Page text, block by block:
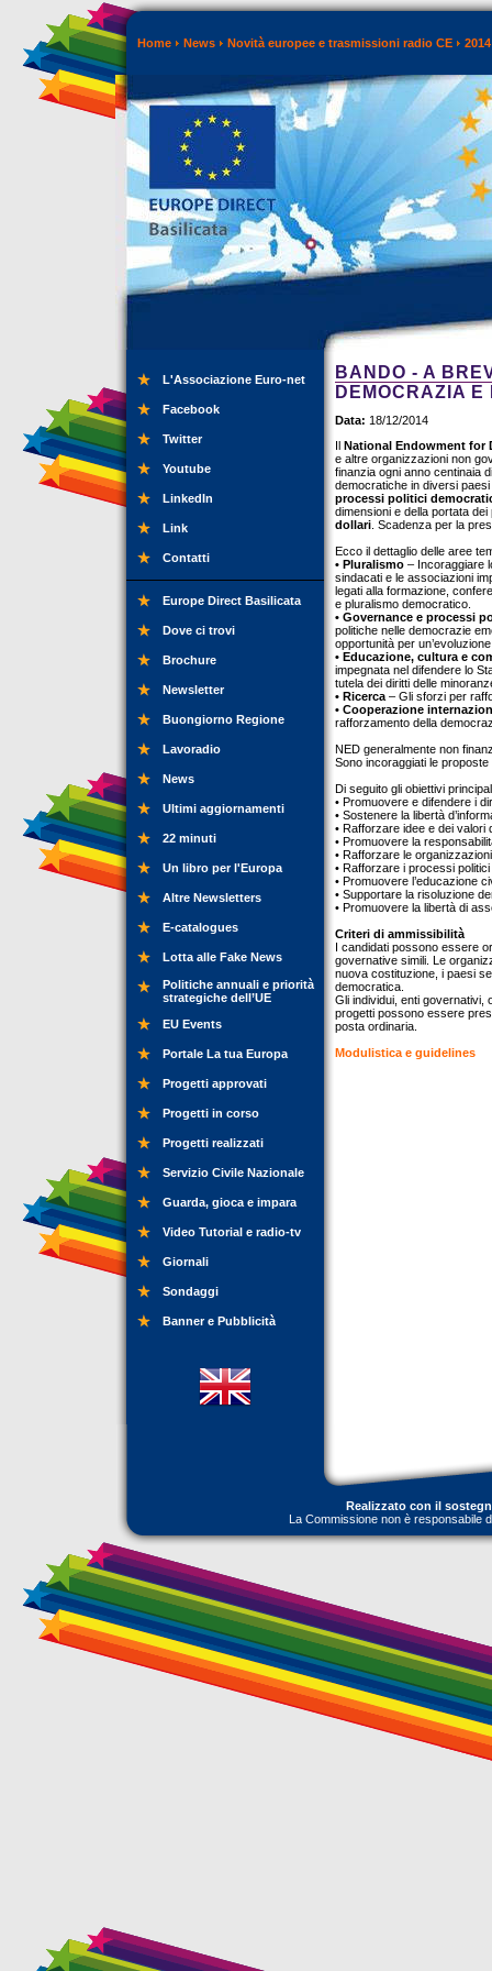
Home News Novità europee e trasmissioni radio CE 2014
L'Associazione Euro-net
Facebook
Twitter
Youtube
LinkedIn
Link
Contatti
Europe Direct Basilicata
Dove ci trovi
Brochure
Newsletter
Buongiorno Regione
Lavoradio
News
Ultimi aggiornamenti
22 minuti
Un libro per l'Europa
Altre Newsletters
E-catalogues
Lotta alle Fake News
Politiche annuali e priorità
strategiche dell’UE
EU Events
Portale La tua Europa
Progetti approvati
Progetti in corso
Progetti realizzati
Servizio Civile Nazionale
Guarda, gioca e impara
Video Tutorial e radio-tv
Giornali
Sondaggi
Banner e Pubblicità
BANDO - A
DEMOCRAZIA E
Data: 18/12/2014
Il National Endowment for
e altre organizzazioni non
finanzia ogni anno centinaia
democratiche in diversi
processi politici
dimensioni e della portata
dollari . Scadenza per la
Ecco il dettaglio delle aree
• Pluralismo – Incoraggiare
sindacati e le associazioni
legati alla formazione,
e pluralismo democratico.
• Governance e processi
politiche nelle democrazie
opportunità per
• Educazione, cultura e
impegnata nel difendere lo
tutela dei diritti delle
• Ricerca – Gli sforzi per
• Cooperazione
rafforzamento della
NED generalmente non
Sono incoraggiati le
Di seguito gli obiettivi
• Promuovere e difendere i
• Sostenere la libertà
• Rafforzare idee e dei valori
• Promuovere la
• Rafforzare le
• Rafforzare i processi
• Promuovere l’educazione
• Supportare la risoluzione
• Promuovere la libertà di
Criteri di ammissibilità
I candidati possono essere
governative simili. Le
nuova costituzione, i paesi
democratica.
Gli individui, enti governativi,
progetti possono essere
posta ordinaria.
Modulistica e guidelines
Realizzato con il
La Commissione non è responsabile